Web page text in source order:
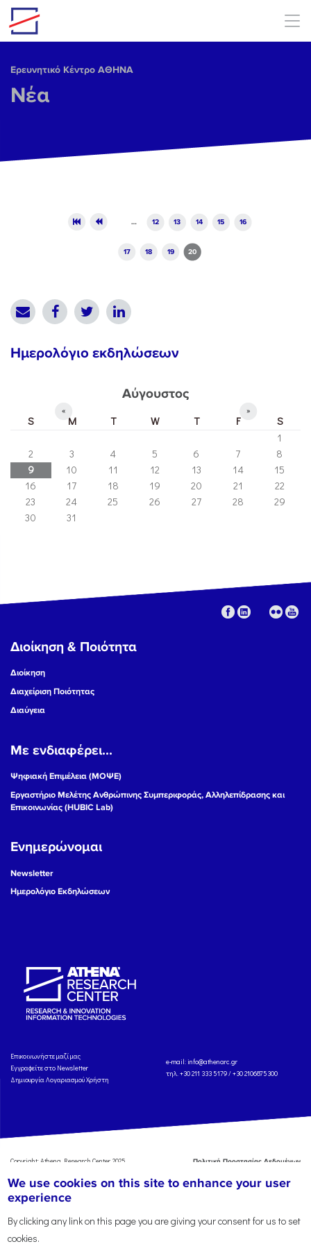
Skip to main content
Ερευνητικό Κέντρο ΑΘΗΝΑ
Νέα
… 12 13 14 15 16
17 18 19 20
Ημερολόγιο εκδηλώσεων
Αύγουστος
« »
S M T W T F
S
1
2
3 4 5 6 7
8
9
10 11 12 13 14
15
16
17 18 19 20 21
22
23
24 25 26 27 28
29
30
31
Διοίκηση & Ποιότητα
Διοίκηση
Διαχείριση Ποιότητας
Διαύγεια
Με ενδιαφέρει...
Ψηφιακή Επιμέλεια (ΜΟΨΕ)
Εργαστήριο Μελέτης Ανθρώπινης Συμπεριφοράς, Αλληλεπίδρασης και
Επικοινωνίας (HUBIC Lab)
Ενημερώνομαι
Newsletter
Ημερολόγιο Εκδηλώσεων
Eπικοινωνήστε μαζί μας
Εγγραφείτε στο Newsletter
Δημιουργία Λογαριασμού Χρήστη
e-mail: info@athenarc.gr
τηλ. +30 211 333 5179 / +30 2106875300
Copyright: Athena Research Center, 2025
Πολιτική Προστασίας Δεδομένων
Χρήσης
Αναφορά
We use cookies on this site to enhance your user
experience
By clicking any link on this page you are giving your consent for us to set
cookies.